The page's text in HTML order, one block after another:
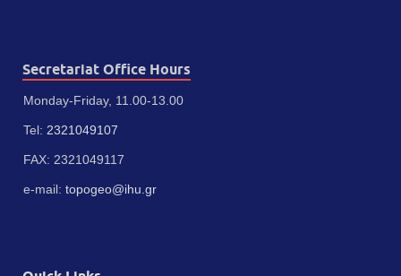
Secretariat Office Hours
Monday-Friday, 11.00-13.00
Tel: 2321049107
FAX: 2321049117
e-mail: topogeo@ihu.gr